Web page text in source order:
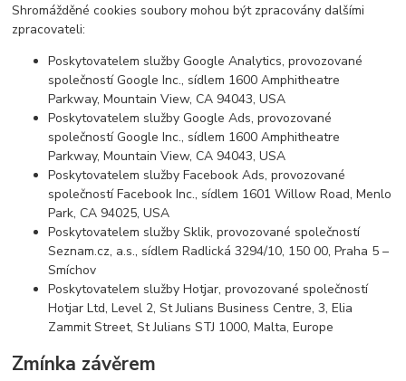
Shromážděné cookies soubory mohou být zpracovány dalšími
zpracovateli:
Poskytovatelem služby Google Analytics, provozované
společností Google Inc., sídlem 1600 Amphitheatre
Parkway, Mountain View, CA 94043, USA
Poskytovatelem služby Google Ads, provozované
společností Google Inc., sídlem 1600 Amphitheatre
Parkway, Mountain View, CA 94043, USA
Poskytovatelem služby Facebook Ads, provozované
společností Facebook Inc., sídlem 1601 Willow Road, Menlo
Park, CA 94025, USA
Poskytovatelem služby Sklik, provozované společností
Seznam.cz, a.s., sídlem Radlická 3294/10, 150 00, Praha 5 –
Smíchov
Poskytovatelem služby Hotjar, provozované společností
Hotjar Ltd, Level 2, St Julians Business Centre, 3, Elia
Zammit Street, St Julians STJ 1000, Malta, Europe
Zmínka závěrem